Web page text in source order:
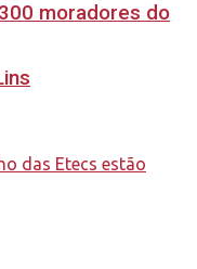
moradores do